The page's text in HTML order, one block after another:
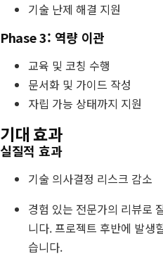
기술 난제 해결 지원
Phase 3: 역량 이관
교육 및 코칭 수행
문서화 및 가이드 작성
자립 가능 상태까지 지원
기대 효과
실질적 효과
기술 의사결정 리스크 감소
경험 있는 전문가의 리뷰로
니다. 프로젝트 후반에 발생
습니다.